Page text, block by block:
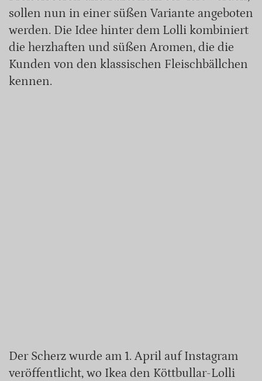
sollen nun in einer süßen Variante angeboten
werden. Die Idee hinter dem Lolli kombiniert
die herzhaften und süßen Aromen, die die
Kunden von den klassischen Fleischbällchen
kennen.
Der Scherz wurde am 1. April auf Instagram
veröffentlicht, wo Ikea den Köttbullar-Lolli